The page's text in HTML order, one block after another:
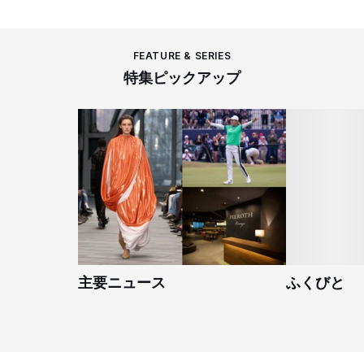
FEATURE & SERIES
特集ピックアップ
主要ニュース ふくびと